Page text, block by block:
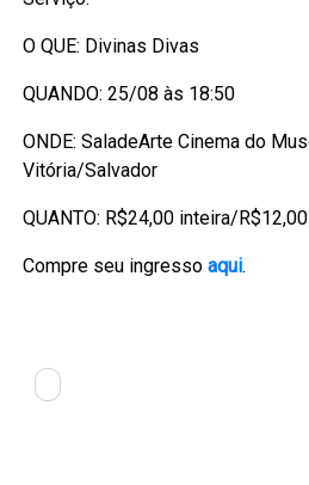
O QUE: Divinas Divas
QUANDO: 25/08 às 18:50
ONDE: SaladeArte Cinema do
Vitória/Salvador
QUANTO: R$24,00 inteira/R$12,00
Compre seu ingressoaqui.